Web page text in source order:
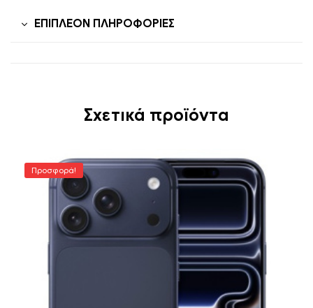
ΕΠΙΠΛΈΟΝ ΠΛΗΡΟΦΟΡΊΕΣ
Σχετικά προϊόντα
Προσφορά!